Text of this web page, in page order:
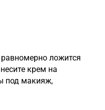
ложится
крем на
под макияж,